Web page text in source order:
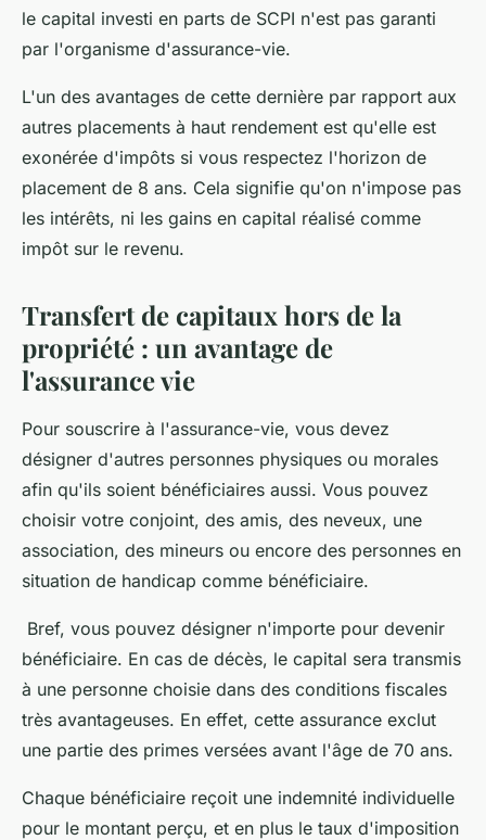
le capital investi en parts de SCPI n'est pas garanti
par l'organisme d'assurance-vie.
L'un des avantages de cette dernière par rapport aux
autres placements à haut rendement est qu'elle est
exonérée d'impôts si vous respectez l'horizon de
placement de 8 ans. Cela signifie qu'on n'impose pas
les intérêts, ni les gains en capital réalisé comme
impôt sur le revenu.
Transfert de capitaux hors de la
propriété : un avantage de
l'assurance vie
Pour souscrire à l'assurance-vie, vous devez
désigner d'autres personnes physiques ou morales
afin qu'ils soient bénéficiaires aussi. Vous pouvez
choisir votre conjoint, des amis, des neveux, une
association, des mineurs ou encore des personnes en
situation de handicap comme bénéficiaire.
Bref, vous pouvez désigner n'importe pour devenir
bénéficiaire. En cas de décès, le capital sera transmis
à une personne choisie dans des conditions fiscales
très avantageuses. En effet, cette assurance exclut
une partie des primes versées avant l'âge de 70 ans.
Chaque bénéficiaire reçoit une indemnité individuelle
pour le montant perçu, et en plus le taux d'imposition